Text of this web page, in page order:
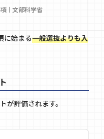
丨文部科学省
に始まる一般選抜よりも入
が評価されます。